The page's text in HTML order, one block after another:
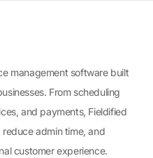
management software built
From scheduling
and payments, Fieldified
admin time, and
customer experience.